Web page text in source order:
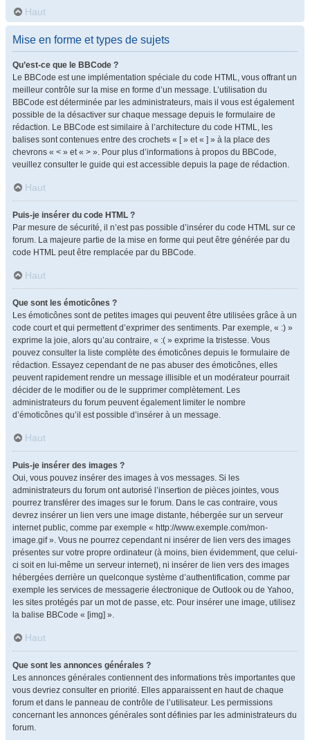
Haut
Mise en forme et types de sujets
Qu’est-ce que le BBCode ?
Le BBCode est une implémentation spéciale du code HTML, vous offrant un
meilleur contrôle sur la mise en forme d’un message. L’utilisation du
BBCode est déterminée par les administrateurs, mais il vous est également
possible de la désactiver sur chaque message depuis le formulaire de
rédaction. Le BBCode est similaire à l’architecture du code HTML, les
balises sont contenues entre des crochets « [ » et « ] » à la place des
chevrons « < » et « > ». Pour plus d’informations à propos du BBCode,
veuillez consulter le guide qui est accessible depuis la page de rédaction.
Haut
Puis-je insérer du code HTML ?
Par mesure de sécurité, il n’est pas possible d’insérer du code HTML sur ce
forum. La majeure partie de la mise en forme qui peut être générée par du
code HTML peut être remplacée par du BBCode.
Haut
Que sont les émoticônes ?
Les émoticônes sont de petites images qui peuvent être utilisées grâce à un
code court et qui permettent d’exprimer des sentiments. Par exemple, « :) »
exprime la joie, alors qu’au contraire, « :( » exprime la tristesse. Vous
pouvez consulter la liste complète des émoticônes depuis le formulaire de
rédaction. Essayez cependant de ne pas abuser des émoticônes, elles
peuvent rapidement rendre un message illisible et un modérateur pourrait
décider de le modifier ou de le supprimer complètement. Les
administrateurs du forum peuvent également limiter le nombre
d’émoticônes qu’il est possible d’insérer à un message.
Haut
Puis-je insérer des images ?
Oui, vous pouvez insérer des images à vos messages. Si les
administrateurs du forum ont autorisé l’insertion de pièces jointes, vous
pourrez transférer des images sur le forum. Dans le cas contraire, vous
devrez insérer un lien vers une image distante, hébergée sur un serveur
internet public, comme par exemple « http://www.exemple.com/mon-
image.gif ». Vous ne pourrez cependant ni insérer de lien vers des images
présentes sur votre propre ordinateur (à moins, bien évidemment, que celui-
ci soit en lui-même un serveur internet), ni insérer de lien vers des images
hébergées derrière un quelconque système d’authentification, comme par
exemple les services de messagerie électronique de Outlook ou de Yahoo,
les sites protégés par un mot de passe, etc. Pour insérer une image, utilisez
la balise BBCode « [img] ».
Haut
Que sont les annonces générales ?
Les annonces générales contiennent des informations très importantes que
vous devriez consulter en priorité. Elles apparaissent en haut de chaque
forum et dans le panneau de contrôle de l’utilisateur. Les permissions
concernant les annonces générales sont définies par les administrateurs du
forum.